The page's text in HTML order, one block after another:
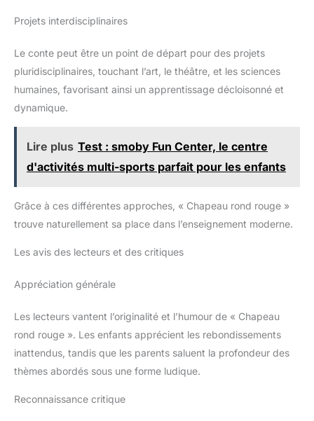
Projets interdisciplinaires
Le conte peut être un point de départ pour des projets
pluridisciplinaires, touchant l’art, le théâtre, et les sciences
humaines, favorisant ainsi un apprentissage décloisonné et
dynamique.
Lire plus Test : smoby Fun Center, le centre
d'activités multi-sports parfait pour les enfants
Grâce à ces différentes approches, « Chapeau rond rouge »
trouve naturellement sa place dans l’enseignement moderne.
Les avis des lecteurs et des critiques
Appréciation générale
Les lecteurs vantent l’originalité et l’humour de « Chapeau
rond rouge ». Les enfants apprécient les rebondissements
inattendus, tandis que les parents saluent la profondeur des
thèmes abordés sous une forme ludique.
Reconnaissance critique